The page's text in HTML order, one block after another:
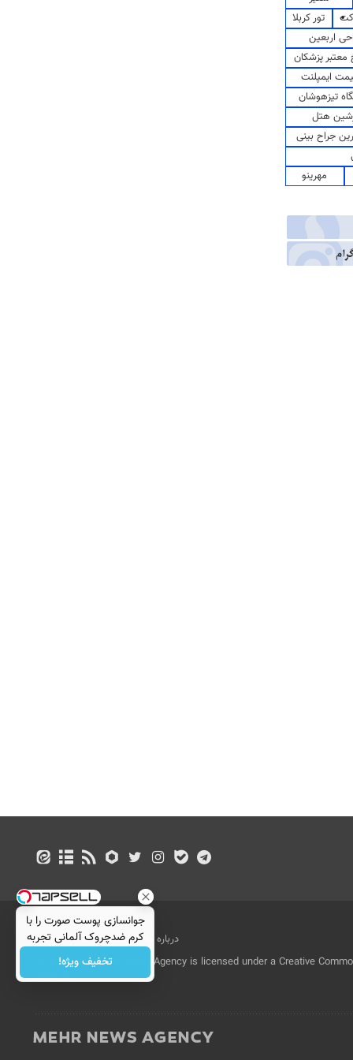
تور کربلا
اربعین
پزشکان
ایمپلنت
تیزهوشان
هتل
جراح بینی
مهرینو
درباره ما تماس با ما
بازرگانی
All Content by Mehr News Agency is licensed under a Creative
License.
جوانسازی پوست صورت را با
کرم ضدچروک آلمانی تجربه
کنید!
تخفیف ویژه!